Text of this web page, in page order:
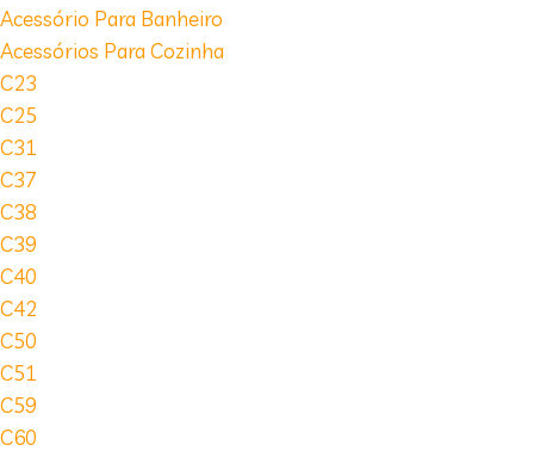
Acessório Para Banheiro
Acessórios Para Cozinha
C23
C25
C31
C37
C38
C39
C40
C42
C50
C51
C59
C60